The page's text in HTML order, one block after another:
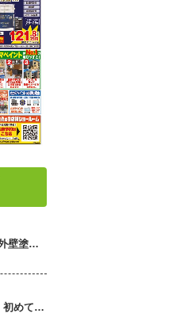
沖縄の台風と外壁塗装｜工事中に台風が来たらどうする？～沖縄の外壁塗装ホカマペイント
【8月末まで】初めて塗装をする方へ！塗装応援祭キャンペーン実施中！